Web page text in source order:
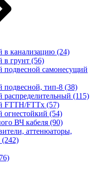
в канализацию (24)
в грунт (56)
подвесной самонесущий
подвесной, тип-8 (38)
распределительный (115)
FTTH/FTTx (57)
огнестойкий (54)
ВЧ кабеля (90)
аттенюаторы,
(242)